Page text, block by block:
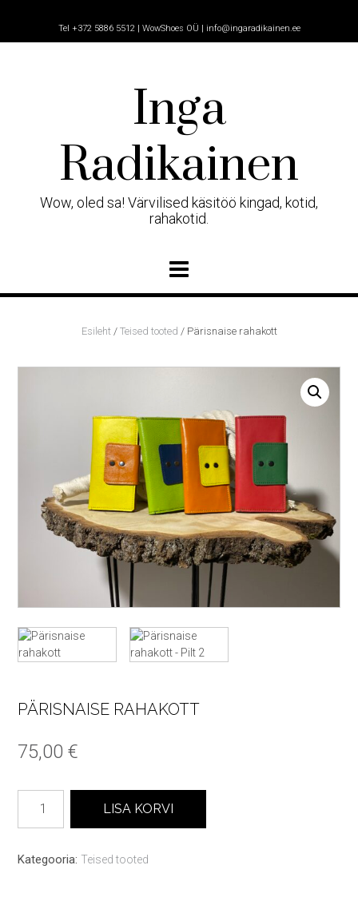
content
Tel +372 5886 5512 | WowShoes OÜ | info@ingaradikainen.ee
Inga
Radikainen
Wow, oled sa! Värvilised käsitöö kingad, kotid,
rahakotid.
Esileht/ Teised tooted / Pärisnaise rahakott
PÄRISNAISE RAHAKOTT
75,00 €
rahakott
kogus
LISA KORVI
Kategooria: Teised tooted